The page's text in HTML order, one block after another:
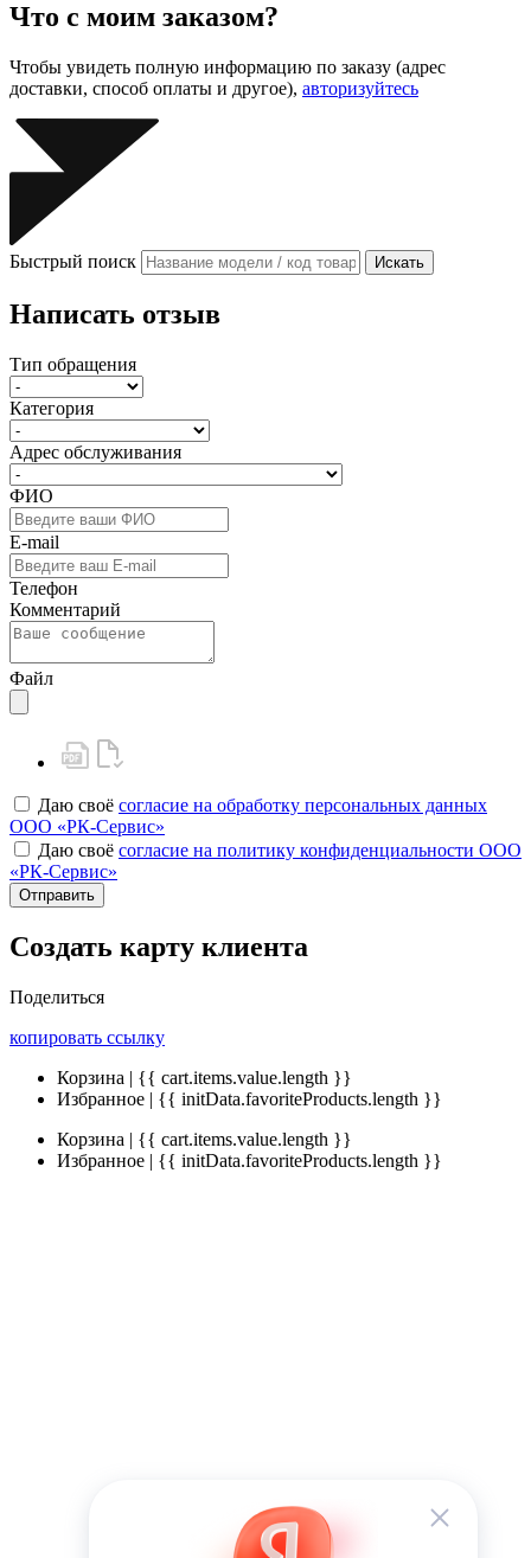
Что с моим заказом?
Чтобы увидеть полную информацию по заказу (адрес
доставки, способ оплаты и другое), авторизуйтесь
Быстрый поиск Искать
Написать отзыв
Тип обращения
Категория
Адрес обслуживания
ФИО
E-mail
Телефон
Комментарий
Файл
Даю своё согласие на обработку персональных данных
ООО «РК-Сервис»
Даю своё согласие на политику конфиденциальности ООО
«РК-Сервис»
Отправить
Создать карту клиента
Поделиться
копировать ссылку
Корзина | {{ cart.items.value.length }}
Избранное | {{ initData.favoriteProducts.length }}
Корзина | {{ cart.items.value.length }}
Избранное | {{ initData.favoriteProducts.length }}